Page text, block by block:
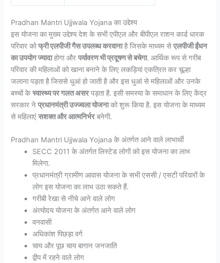
Pradhan Mantri Ujjwala Yojana का उद्देश्य
इस योजना का मुख्य उद्देश्य देश के सभी एपीएल और बीपीएल राशन कार्ड धारक
परिवार कोफ्री एलपीजी गैस उपलब्ध करवानाहै जिसके माध्यम सेएलपीजी ईंधन
का उपयोग ज्यादाहोगा औरपर्यावरण भी प्रदूषण से बचेगा. आर्थिक रूप से गरीब
परिवार की महिलाओं को खाना बनाने के लिए लकड़ियां एकत्रित कर चूल्हा
जलाना पड़ता है जिससे धुआं हो जाती है और इस धुआं से महिलाओं और उनके
बच्चों केस्वास्थ्य पर गलत असरपड़ता है. इसी समस्या के समाधान के लिए केंद्र
सरकार नेप्रधानमंत्री उज्ज्वला योजनाको शुरू किया है. इस योजना के माध्यम
से महिलाएंसशक्त और आत्मनिर्भरबनेगी.
Pradhan Mantri Ujjwala Yojana के अंतर्गत आने वाले लाभार्थी
SECC 2011 के अंतर्गत लिस्टेड लोगों को इस योजना का लाभ
मिलेगा.
प्रधानमंत्री ग्रामीण आवास योजना के सभी एससी / एसटी परिवारों के
लोग इस योजना का लाभ उठा सकते हैं.
गरीबी रेखा से नीचे आने वाले लोग
अंत्योदय योजना के अंतर्गत आने वाले लोग
वनवासी
अधिकांश पिछड़ा वर्ग
चाय और पूछ चाय बागान जनजाति
द्वीप में रहने वाले लोग